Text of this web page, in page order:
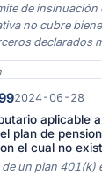
de insinuación
no cubre
declarados
2024-06-28
aplicable
plan de
el cual no
un plan 401(k)